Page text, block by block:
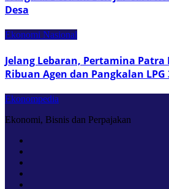
Desa
Ekonomi Nasional
Jelang Lebaran, Pertamina Patra
Ribuan Agen dan Pangkalan LPG
Ekonompedia
Ekonomi, Bisnis dan Perpajakan